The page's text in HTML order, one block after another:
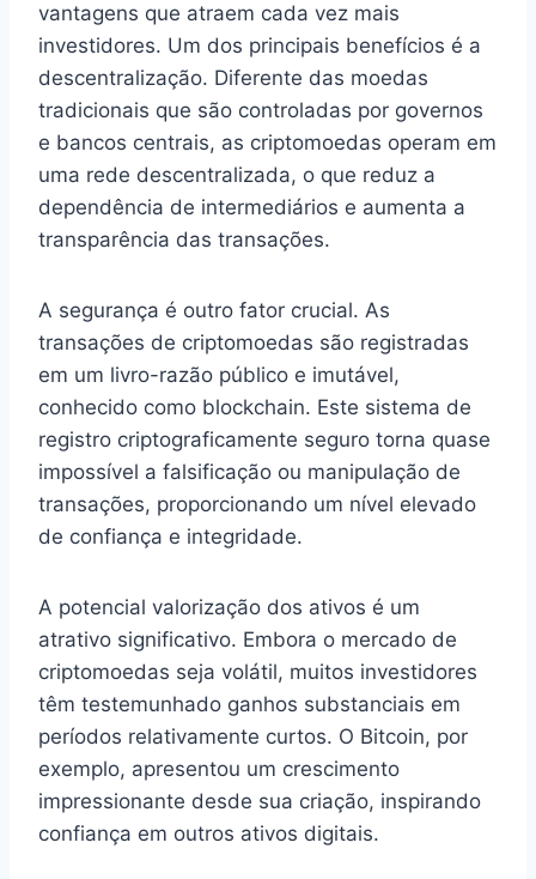
vantagens que atraem cada vez mais
investidores. Um dos principais benefícios é a
descentralização. Diferente das moedas
tradicionais que são controladas por governos
e bancos centrais, as criptomoedas operam em
uma rede descentralizada, o que reduz a
dependência de intermediários e aumenta a
transparência das transações.
A segurança é outro fator crucial. As
transações de criptomoedas são registradas
em um livro-razão público e imutável,
conhecido como blockchain. Este sistema de
registro criptograficamente seguro torna quase
impossível a falsificação ou manipulação de
transações, proporcionando um nível elevado
de confiança e integridade.
A potencial valorização dos ativos é um
atrativo significativo. Embora o mercado de
criptomoedas seja volátil, muitos investidores
têm testemunhado ganhos substanciais em
períodos relativamente curtos. O Bitcoin, por
exemplo, apresentou um crescimento
impressionante desde sua criação, inspirando
confiança em outros ativos digitais.